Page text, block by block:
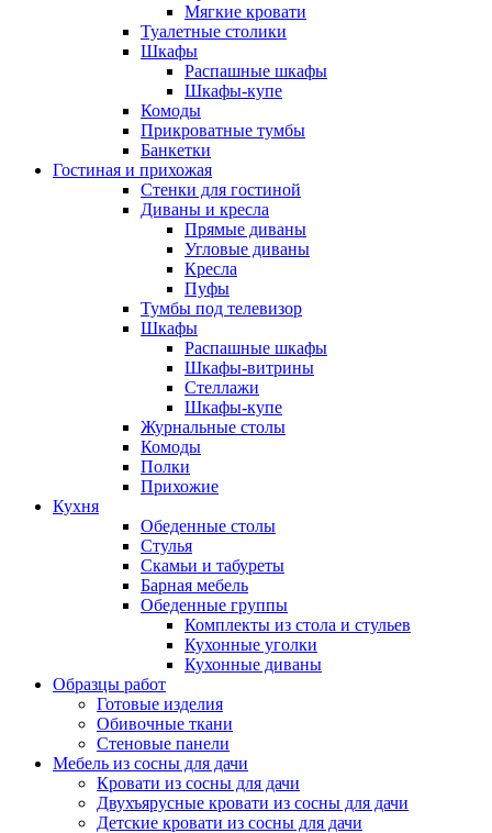
Мягкие кровати
Туалетные столики
Шкафы
Распашные шкафы
Шкафы-купе
Комоды
Прикроватные тумбы
Банкетки
Гостиная и прихожая
Стенки для гостиной
Диваны и кресла
Прямые диваны
Угловые диваны
Кресла
Пуфы
Тумбы под телевизор
Шкафы
Распашные шкафы
Шкафы-витрины
Стеллажи
Шкафы-купе
Журнальные столы
Комоды
Полки
Прихожие
Кухня
Обеденные столы
Стулья
Скамьи и табуреты
Барная мебель
Обеденные группы
Комплекты из стола и стульев
Кухонные уголки
Кухонные диваны
Образцы работ
Готовые изделия
Обивочные ткани
Стеновые панели
Мебель из сосны для дачи
Кровати из сосны для дачи
Двухъярусные кровати из сосны для дачи
Детские кровати из сосны для дачи